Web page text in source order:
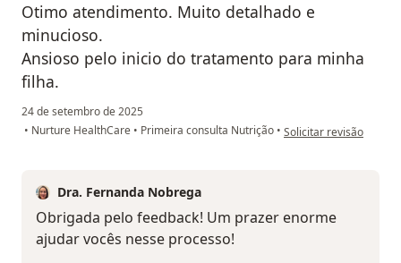
Otimo atendimento. Muito detalhado e
minucioso.
Ansioso pelo inicio do tratamento para minha
filha.
24 de setembro de 2025
• Nurture HealthCare • Primeira consulta Nutrição • na opinião do utilizador
Solicitar revisão
Dra. Fernanda Nobrega
Obrigada pelo feedback! Um prazer enorme
ajudar vocês nesse processo!